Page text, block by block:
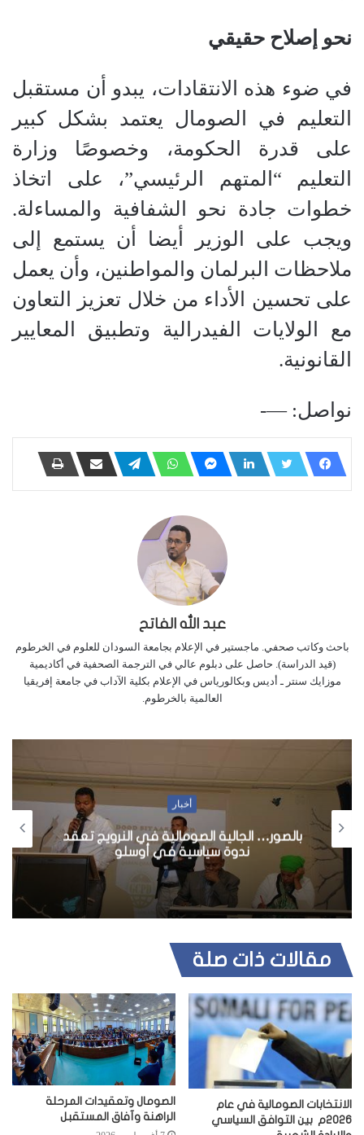
نحو إصلاح حقيقي
في ضوء هذه الانتقادات، يبدو أن مستقبل
التعليم في الصومال يعتمد بشكل كبير
على قدرة الحكومة، وخصوصًا وزارة
التعليم “المتهم الرئيسي”، على اتخاذ
خطوات جادة نحو الشفافية والمساءلة.
ويجب على الوزير أيضا أن يستمع إلى
ملاحظات البرلمان والمواطنين، وأن يعمل
على تحسين الأداء من خلال تعزيز التعاون
مع الولايات الفيدرالية وتطبيق المعايير
القانونية.
نواصل: —-
عبد الله الفاتح
باحث وكاتب صحفي. ماجستير في الإعلام بجامعة السودان للعلوم في الخرطوم
(قيد الدراسة). حاصل على دبلوم عالي في الترجمة الصحفية في أكاديمية
موزايك سنتر ـ أديس وبكالورياس في الإعلام بكلية الآداب في جامعة إفريقيا
العالمية بالخرطوم.
بالصور… الجالية الصومالية في النرويج تعقد
ندوة سياسية في أوسلو
مقالات ذات صلة
الانتخابات الصومالية في عام
2026م بين التوافق السياسي
الصومال وتعقيدات المرحلة
الراهنة وآفاق المستقبل